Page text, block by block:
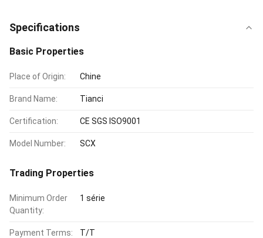
Specifications
Basic Properties
Place of Origin: Chine
Brand Name: Tianci
Certification: CE SGS ISO9001
Model Number: SCX
Trading Properties
Minimum Order
Quantity:
1 série
Payment Terms: T/T